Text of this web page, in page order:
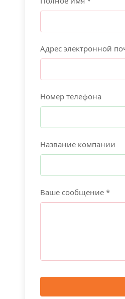
Адрес электронной
Номер телефона
Название компании
Ваше сообщение *